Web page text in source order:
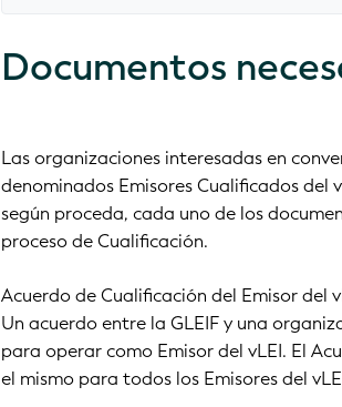
Documentos
Las organizaciones interesadas en
denominados Emisores Cualificados del
según proceda, cada uno de los
proceso de Cualificación.
Acuerdo de Cualificación del Emisor del
Un acuerdo entre la GLEIF y una
para operar como Emisor del vLEI. El
el mismo para todos los Emisores del